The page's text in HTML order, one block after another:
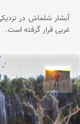
آبشار شلماش در
غربی قرار گرفته است.
مهدی مخلصیان